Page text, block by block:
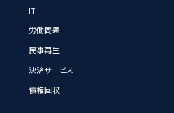
IT
労働問題
民事再生
決済サービス
債権回収